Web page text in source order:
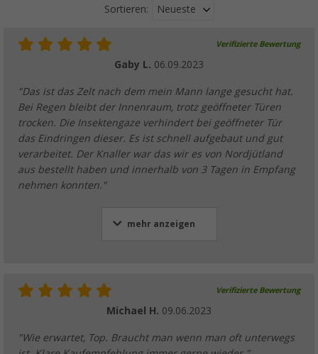
Sortieren: Neueste
Verifizierte Bewertung
Gaby L. 06.09.2023
"Das ist das Zelt nach dem mein Mann lange gesucht hat.
Bei Regen bleibt der Innenraum, trotz geöffneter Türen
trocken. Die Insektengaze verhindert bei geöffneter Tür
das Eindringen dieser. Es ist schnell aufgebaut und gut
verarbeitet. Der Knaller war das wir es von Nordjütland
aus bestellt haben und innerhalb von 3 Tagen in Empfang
nehmen konnten."
mehr anzeigen
Verifizierte Bewertung
Michael H. 09.06.2023
"Wie erwartet, Top. Braucht man wenn man oft unterwegs